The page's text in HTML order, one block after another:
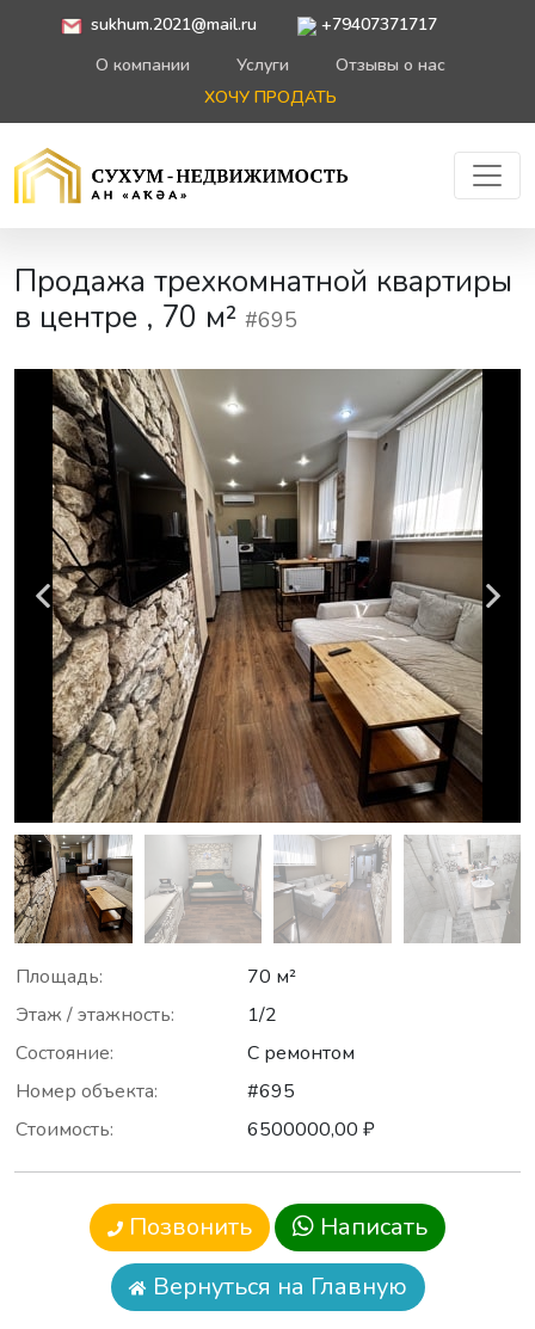
sukhum.2021@mail.ru
+79407371717
О компании
Услуги
Отзывы о нас
ХОЧУ ПРОДАТЬ
Продажа трехкомнатной квартиры
в центре , 70 м² #695
Площадь:
70 м²
Этаж / этажность:
1/2
Состояние:
С ремонтом
Номер объекта:
#695
Стоимость:
6500000,00 ₽
Позвонить
Написать
Вернуться на Главную